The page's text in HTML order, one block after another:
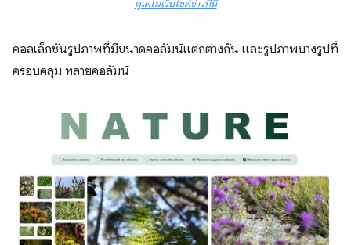
ดูเดโมเว็บไซต์ข่าวที่นี่
คอลเล็กชันรูปภาพที่มีขนาดคอลัมน์แตกต่างกัน และรูปภาพบางรูปที่
ครอบคลุม หลายคอลัมน์